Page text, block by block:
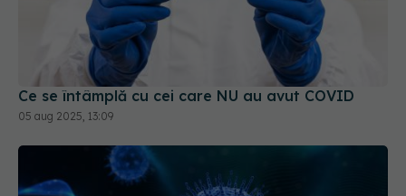
Ce se întâmplă cu cei care NU au avut COVID
05 aug 2025, 13:09